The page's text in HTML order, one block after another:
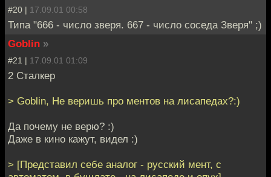
#20 | 17.09.01 00:58
Типа "666 - число зверя. 667 - число соседа Зверя" ;)
Goblin »
#21 | 17.09.01 01:09
2 Сталкер
> Goblin, Не веришь про ментов на лисапедах?:)
Да почему не верю? :)
Даже в кино кажут, видел :)
> [Представил себе аналог - русский мент, с